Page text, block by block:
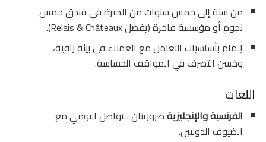
من سنة إلى خمس سنوات من الخبرة في فندق خمس
نجوم أو مؤسسة فاخرة (يفضل Relais & Châteaux).
إلمام بأساسيات التعامل مع العملاء في بيئة راقية،
وحُسن التصرف في المواقف الحساسة.
اللغات
الفرنسية والإنجليزيةضروريتان للتواصل اليومي مع
الضيوف الدوليين.